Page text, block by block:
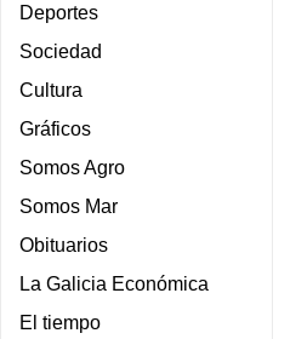
Deportes
Sociedad
Cultura
Gráficos
Somos Agro
Somos Mar
Obituarios
La Galicia Económica
El tiempo